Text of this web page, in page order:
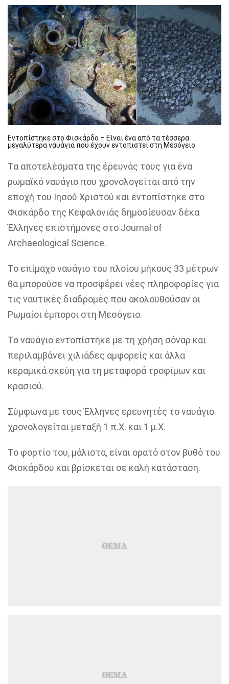
Εντοπίστηκε στο Φισκάρδο – Είναι ένα από τα τέσσερα
μεγαλύτερα ναυάγια που έχουν εντοπιστεί στη Μεσόγειο.
Τα αποτελέσματα της έρευνάς τους για ένα
ρωμαϊκό ναυάγιο που χρονολογείται από την
εποχή του Ιησού Χριστού και εντοπίστηκε στο
Φισκάρδο της Κεφαλονιάς δημοσίευσαν δέκα
Έλληνες επιστήμονες στο Journal of
Archaeological Science.
Το επίμαχο ναυάγιο του πλοίου μήκους 33 μέτρων
θα μπορούσε να προσφέρει νέες πληροφορίες για
τις ναυτικές διαδρομές που ακολουθούσαν οι
Ρωμαίοι έμποροι στη Μεσόγειο.
Το ναυάγιο εντοπίστηκε με τη χρήση σόναρ και
περιλαμβάνει χιλιάδες αμφορείς και άλλα
κεραμικά σκεύη για τη μεταφορά τροφίμων και
κρασιού.
Σύμφωνα με τους Έλληνες ερευνητές το ναυάγιο
χρονολογείται μεταξή 1 π.Χ. και 1 μ.Χ.
Το φορτίο του, μάλιστα, είναι ορατό στον βυθό του
Φισκάρδου και βρίσκεται σε καλή κατάσταση.